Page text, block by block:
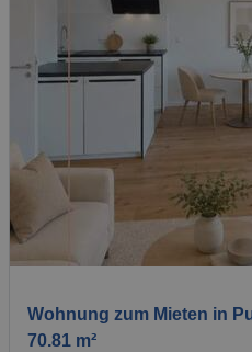
Wohnung zum Mieten in
70.81 m²